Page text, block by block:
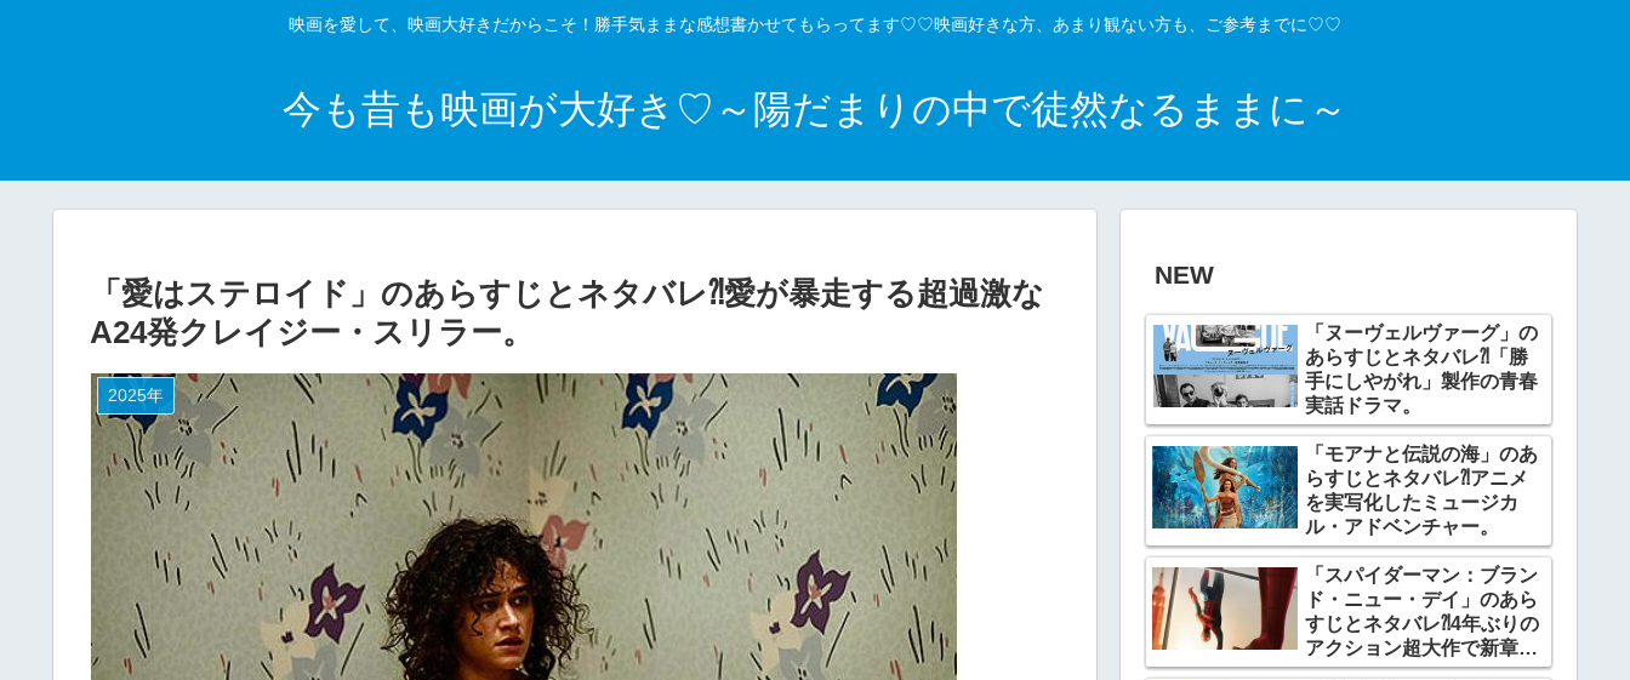
映画を愛して、映画大好きだからこそ！勝手気ままな感想書かせてもらってます♡♡映画好きな方、あまり観ない方も、ご参考までに♡♡
今も昔も映画が大好き♡～陽だまりの中で徒然なるままに～
「愛はステロイド」のあらすじとネタバレ⁈愛が暴走する超過激な
A24発クレイジー・スリラー。
2025年
NEW
「ヌーヴェルヴァーグ」の
あらすじとネタバレ⁈「勝
手にしやがれ」製作の青春
実話ドラマ。
「モアナと伝説の海」のあ
らすじとネタバレ⁈アニメ
を実写化したミュージカ
ル・アドベンチャー。
「スパイダーマン：ブラン
ド・ニュー・デイ」のあら
すじとネタバレ⁈4年ぶりの
アクション超大作で新章開
幕。